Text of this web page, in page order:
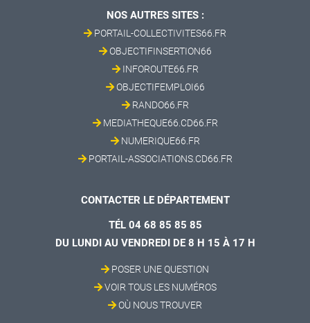
NOS AUTRES SITES :
PORTAIL-COLLECTIVITES66.FR
OBJECTIFINSERTION66
INFOROUTE66.FR
OBJECTIFEMPLOI66
RANDO66.FR
MEDIATHEQUE66.CD66.FR
NUMERIQUE66.FR
PORTAIL-ASSOCIATIONS.CD66.FR
CONTACTER LE DÉPARTEMENT
TÉL 04 68 85 85 85
DU LUNDI AU VENDREDI DE 8 H 15 À 17 H
POSER UNE QUESTION
VOIR TOUS LES NUMÉROS
OÙ NOUS TROUVER